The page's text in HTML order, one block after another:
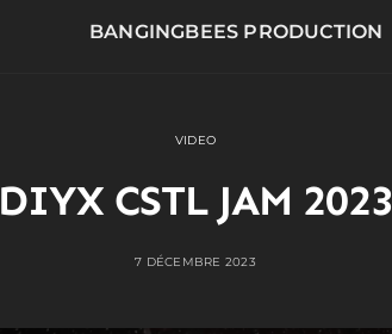
BANGINGBEES PRODUCTION
VIDEO
DIYX CSTL JAM 2023
7 DÉCEMBRE 2023